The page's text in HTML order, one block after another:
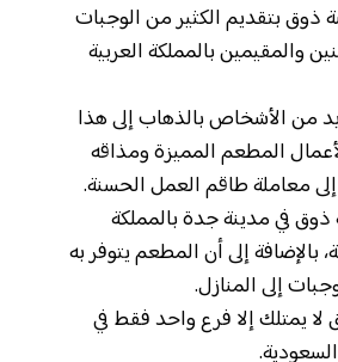
بتقديم الكثير من الوجبات
والمقيمين بالمملكة العربية
من الأشخاص بالذهاب إلى هذا
المطعم المميزة ومذاقه
إلى معاملة طاقم العمل الحسنة.
في مدينة جدة بالمملكة
بالإضافة إلى أن المطعم يتوفر به
إلى المنازل.
يمتلك إلا فرع واحد فقط في